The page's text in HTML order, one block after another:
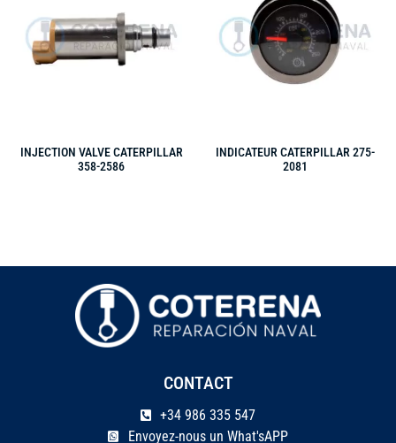
INJECTION VALVE CATERPILLAR
358-2586
INDICATEUR CATERPILLAR 275-
2081
CONTACT
+34 986 335 547
Envoyez-nous un What'sAPP